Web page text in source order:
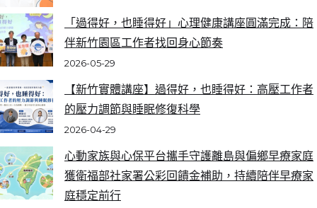
「過得好，也睡得好」心理健康講座圓滿完成：陪
伴新竹園區工作者找回身心節奏
2026-05-29
【新竹實體講座】過得好，也睡得好：高壓工作者
的壓力調節與睡眠修復科學
2026-04-29
心動家族與心保平台攜手守護離島與偏鄉早療家庭
獲衛福部社家署公彩回饋金補助，持續陪伴早療家
庭穩定前行